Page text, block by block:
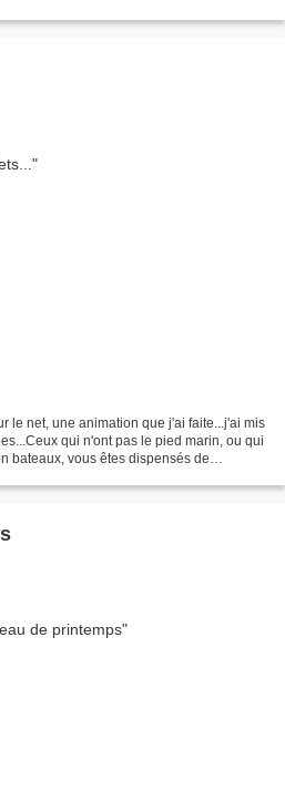
le net, une animation que j'ai faite...j'ai mis
qui n'ont pas le pied marin, ou qui
bateaux, vous êtes dispensés de